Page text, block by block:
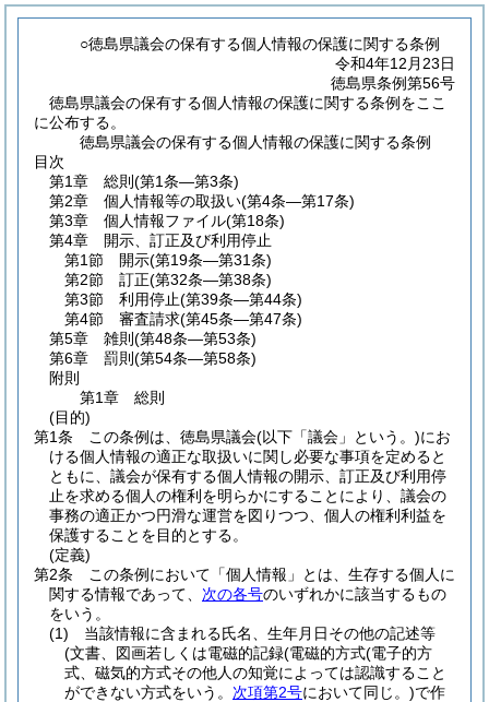
○徳島県議会の保有する個人情報の保護に関する条例
令和4年12月23日
徳島県条例第56号
徳島県議会の保有する個人情報の保護に関する条例をここ
に公布する。
徳島県議会の保有する個人情報の保護に関する条例
目次
第1章
総則 (第1条―第3条)
第2章
個人情報等の取扱い(第4条―第17条)
第3章
個人情報ファイル(第18条)
第4章
開示、訂正及び利用停止
第1節
開示(第19条―第31条)
第2節
訂正(第32条―第38条)
第3節
利用停止(第39条―第44条)
第4節
審査請求(第45条―第47条)
第5章
雑則 (第48条―第53条)
第6章
罰則 (第54条―第58条)
附則
第1章
総則
(目的)
第1条
この条例は、徳島県議会(以下「議会」という。)にお
ける個人情報の適正な取扱いに関し必要な事項を定めると
ともに、議会が保有する個人情報の開示、訂正及び利用停
止を求める個人の権利を明らかにすることにより、議会の
事務の適正かつ円滑な運営を図りつつ、個人の権利利益を
保護することを目的とする。
(定義)
第2条
この条例において「個人情報」とは、生存する個人に
関する情報であって、 次の各号のいずれかに該当するもの
をいう。
(1)
当該情報に含まれる氏名、生年月日その他の記述等
(文書、図画若しくは電磁的記録(電磁的方式(電子的方
式、磁気的方式その他人の知覚によっては認識すること
ができない方式をいう。 次項第2号において同じ。)で作